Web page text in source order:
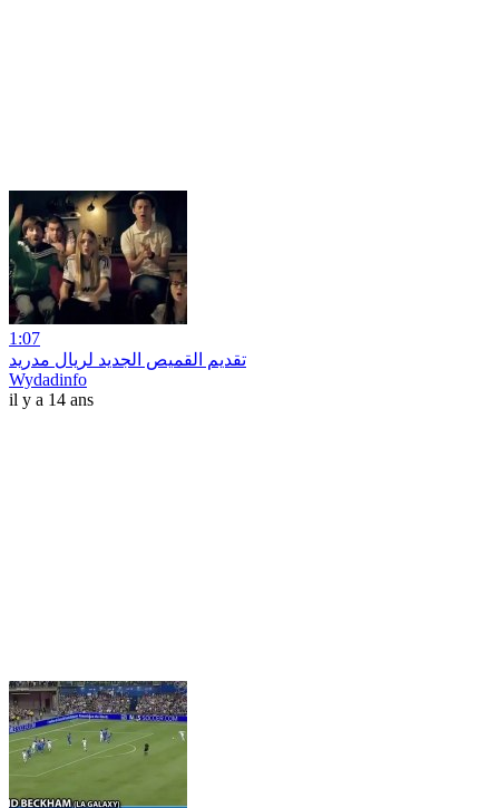
1:07
تقديم القميص الجديد لريال مدريد
Wydadinfo
il y a 14 ans